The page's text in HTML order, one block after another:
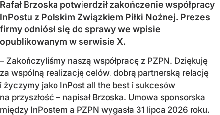
Rafał Brzoska potwierdził zakończenie współpracy
InPostu z Polskim Związkiem Piłki Nożnej. Prezes
firmy odniósł się do sprawy we wpisie
opublikowanym w serwisie X.
– Zakończyliśmy naszą współpracę z PZPN. Dziękuję
za wspólną realizację celów, dobrą partnerską relację
i życzymy jako InPost all the best i sukcesów
na przyszłość – napisał Brzoska. Umowa sponsorska
między InPostem a PZPN wygasła 31 lipca 2026 roku.